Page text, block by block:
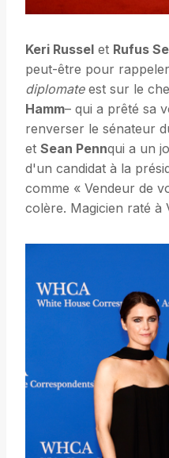
Keri Russel et Rufus
peut-être pour
diplomateest sur le
Hamm– qui a prêté sa
renverser le sénateur
et Sean Pennqui a un
d'un candidat à la
comme « Vendeur de
colère. Magicien raté à